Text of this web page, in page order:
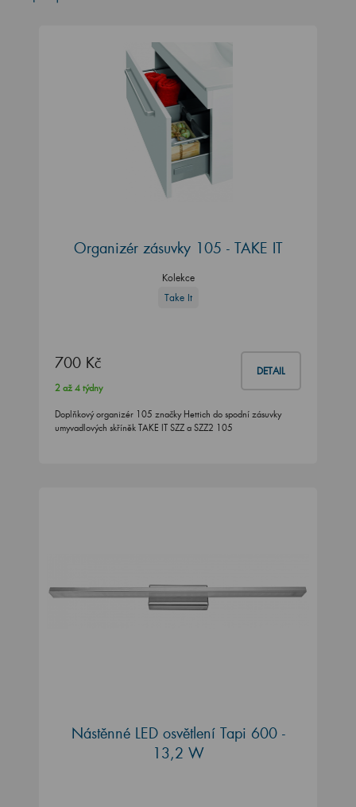
Organizér zásuvky 105 - TAKE IT
Kolekce
Take It
700 Kč DETAIL
2 až 4 týdny
Doplňkový organizér 105 značky Hettich do spodní zásuvky
umyvadlových skříněk TAKE IT SZZ a SZZ2 105
Nástěnné LED osvětlení Tapi 600 -
13,2 W